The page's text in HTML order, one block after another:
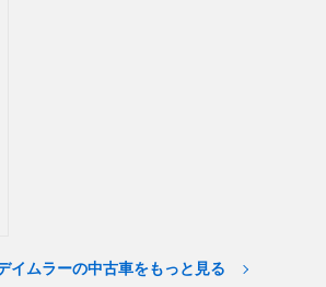
イムラーの中古車をもっと見る